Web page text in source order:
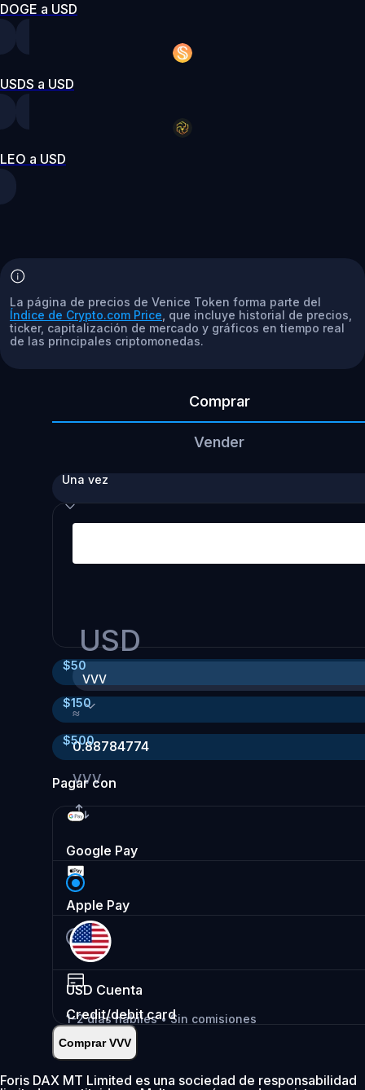
DOGE a USD
USDS a USD
LEO a USD
La página de precios de Venice Token forma parte del
Índice de Crypto.com Price , que incluye historial de precios,
ticker, capitalización de mercado y gráficos en tiempo real
de las principales criptomonedas.
Comprar
Vender
Una vez
USD
VVV
≈
0.88784774
VVV
$50
$150
$500
Pagar con
Google Pay
Apple Pay
USD Cuenta
1-2 días hábiles • Sin comisiones
Depositar
Credit/debit card
Instantáneo
Comprar VVV
Foris DAX MT Limited es una sociedad de responsabilidad